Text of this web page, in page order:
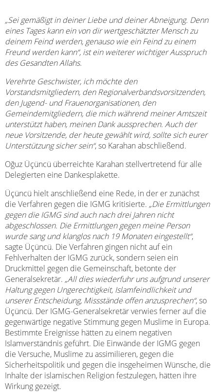
„Sei gemäßigt in deiner Liebe und deiner Abneigung. Denn
eines Tages kann ein von dir wertgeschätzter Mensch zu
deinem Feind werden, genauso wie ein Feind zu einem
Freund werden kann“, ist ein weiterer wichtiger Ausspruch
des Gesandten Allahs.
Verehrte Geschwister, ich möchte den
Vorstandsmitgliedern, den Regionalverbandsvorsitzenden,
den Jugend- und Frauenorganisationen, den
Gemeindemitgliedern, die mich während meiner Amtszeit
unterstützt haben, meinen Dank aussprechen. Auch der
neue Vorsitzende, der heute gewählt wird, sollte sich eurer
Unterstützung sicher sein“, so Karahan abschließend.
Oğuz Üçüncü überreichte Karahan stellvertretend für alle
Delegierten eine Dankesplakette.
Üçüncü hielt anschließend eine Rede, in der er zunächst
die Verfahren gegen die IGMG kritisierte. „Die Ermittlungen
gegen die IGMG sind auch nach drei Jahren nicht
abgeschlossen. Die Ermittlungen gegen meine Person
wurde sang und klanglos nach 19 Monaten eingestellt“,
sagte Üçüncü. Die Verfahren gingen nicht auf ein
Fehlverhalten der IGMG zurück, sondern seien ein
Druckmittel gegen die Gemeinschaft, betonte der
Generalsekretär. „All dies wiederfuhr uns aufgrund unserer
Haltung gegen Ungerechtigkeit, Islamfeindlichkeit und
unserer Entscheidung, Missstände offen anzusprechen“, so
Üçüncü. Der IGMG-Generalsekretär verwies ferner auf die
gegenwärtige negative Stimmung gegen Muslime in Europa.
Bestimmte Ereignisse hätten zu einem negativen
Islamverständnis geführt. Die Einwände der IGMG gegen
die Versuche, Muslime zu assimilieren, gegen die
Sicherheitspolitik und gegen die insgeheimen Wünsche, die
Inhalte der islamischen Religion festzulegen, hätten ihre
Wirkung gezeigt.